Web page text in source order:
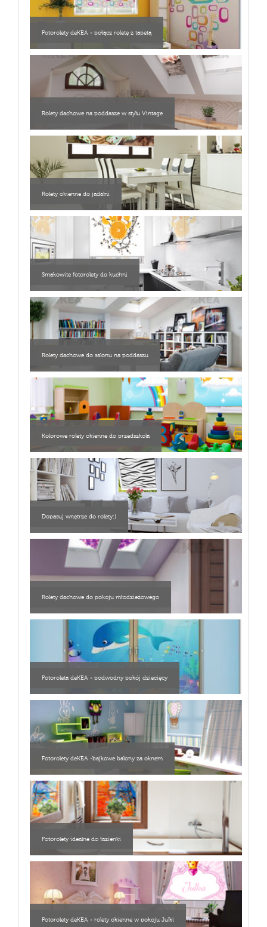
Fotorolety deKEA - połącz roletę z tapetą
Rolety dachowe na poddasze w stylu Vintage
Rolety okienne do jadalni
Smakowite fotorolety do kuchni
Rolety dachowe do salonu na poddaszu
Kolorowe rolety okienne do przedszkola
Dopasuj wnętrze do rolety:)
Rolety dachowe do pokoju młodzieżowego
Fotoroleta deKEA - podwodny pokój dziecięcy
Fotorolety deKEA -bajkowe balony za oknem
Fotorolety idealne do łazienki
Fotorolety deKEA - rolety okienne w pokoju Julki